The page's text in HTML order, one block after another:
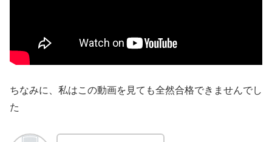
ちなみに、私はこの動画を見ても全然合格できませんでし
た